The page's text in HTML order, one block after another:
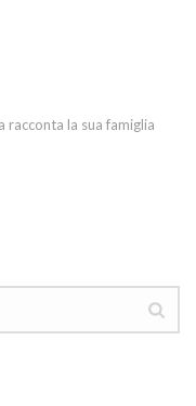
racconta la sua famiglia